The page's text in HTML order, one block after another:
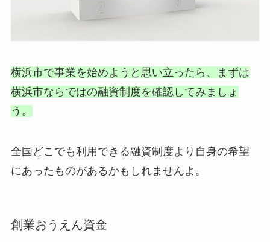
横浜市で事業を始めようと思い立ったら、まずは
横浜市ならではの融資制度を確認してみましょ
う。
全国どこでも利用できる融資制度より自身の希望
にあったものがあるかもしれませんよ。
創業おうえん資金